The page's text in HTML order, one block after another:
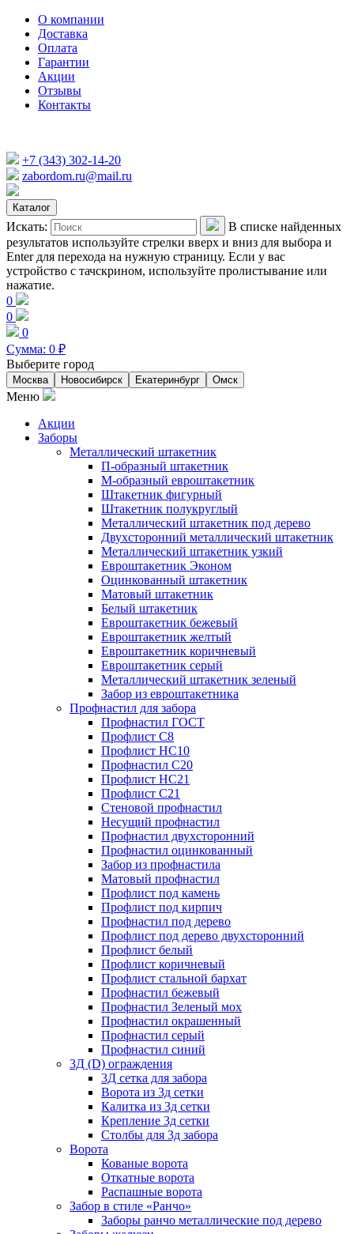
О компании
Доставка
Оплата
Гарантии
Акции
Отзывы
Контакты
+7 (343) 302-14-20
zabordom.ru@mail.ru
Каталог
Искать:
В списке найденных
результатов используйте стрелки вверх и вниз для выбора и
Enter для перехода на нужную страницу. Если у вас
устройство с тачскрином, используйте пролистывание или
нажатие.
0
0
0
Сумма: 0 ₽
Выберите город
Москва Новосибирск Екатеринбург Омск
Меню
Акции
Заборы
Металлический штакетник
П-образный штакетник
М-образный евроштакетник
Штакетник фигурный
Штакетник полукруглый
Металлический штакетник под дерево
Двухсторонний металлический штакетник
Металлический штакетник узкий
Евроштакетник Эконом
Оцинкованный штакетник
Матовый штакетник
Белый штакетник
Евроштакетник бежевый
Евроштакетник желтый
Евроштакетник коричневый
Евроштакетник серый
Металлический штакетник зеленый
Забор из евроштакетника
Профнастил для забора
Профнастил ГОСТ
Профлист С8
Профлист НС10
Профнастил С20
Профлист НС21
Профлист С21
Стеновой профнастил
Несущий профнастил
Профнастил двухсторонний
Профнастил оцинкованный
Забор из профнастила
Матовый профнастил
Профлист под камень
Профлист под кирпич
Профнастил под дерево
Профлист под дерево двухсторонний
Профлист белый
Профлист коричневый
Профлист стальной бархат
Профнастил бежевый
Профнастил Зеленый мох
Профнастил окрашенный
Профнастил серый
Профнастил синий
3Д (D) ограждения
3Д сетка для забора
Ворота из 3д сетки
Калитка из 3д сетки
Крепление 3д сетки
Столбы для 3д забора
Ворота
Кованые ворота
Откатные ворота
Распашные ворота
Забор в стиле «Ранчо»
Заборы ранчо металлические под дерево